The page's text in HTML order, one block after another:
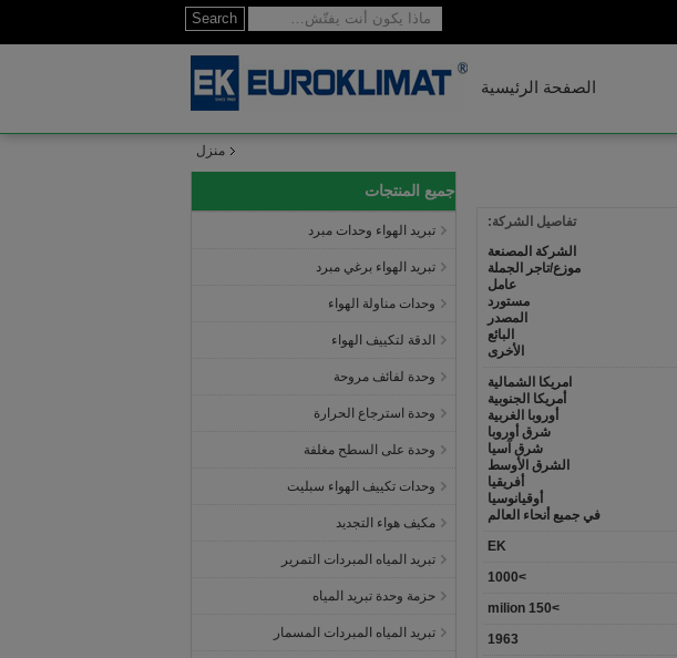
Search
الصفحة الرئيسية
منزل
جميع المنتجات
تبريد الهواء وحدات مبرد
تبريد الهواء برغي مبرد
وحدات مناولة الهواء
الدقة لتكييف الهواء
وحدة لفائف مروحة
وحدة استرجاع الحرارة
وحدة على السطح مغلفة
وحدات تكييف الهواء سبليت
مكيف هواء التجديد
تبريد المياه المبردات التمرير
حزمة وحدة تبريد المياه
تبريد المياه المبردات المسمار
تفاصيل الشركة:
الشركة المصنعة
موزع/تاجر الجملة
عامل
مستورد
المصدر
البائع
الأخرى
امريكا الشمالية
أمريكا الجنوبية
أوروبا الغربية
شرق أوروبا
شرق آسيا
الشرق الأوسط
أفريقيا
أوقيانوسيا
في جميع أنحاء العالم
EK
>1000
>150 milion
1963